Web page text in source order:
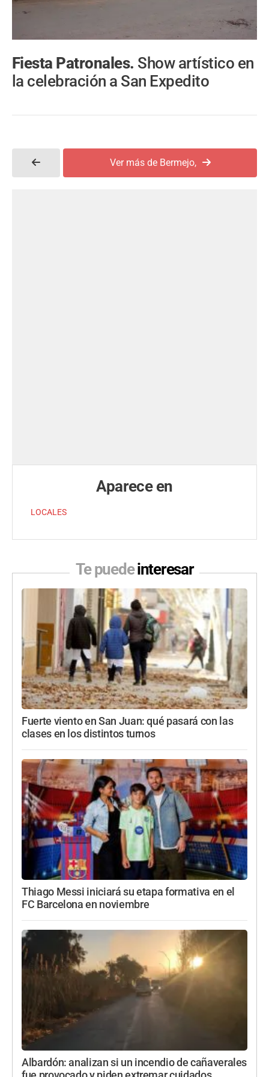
Fiesta Patronales. Show artístico en
la celebración a San Expedito
Ver más de Bermejo,
Aparece en
LOCALES
Te puedeinteresar
Fuerte viento en San Juan: qué pasará con las
clases en los distintos turnos
Thiago Messi iniciará su etapa formativa en el
FC Barcelona en noviembre
Albardón: analizan si un incendio de cañaverales